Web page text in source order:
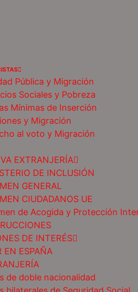
Pública y Migración
Sociales y Pobreza
Mínimas de Inserción
y Migración
al voto y Migración
EXTRANJERÍA
DE INCLUSIÓN
GENERAL
CIUDADANOS UE
de Acogida y Protección
DE INTERÉS
EN ESPAÑA
de doble nacionalidad